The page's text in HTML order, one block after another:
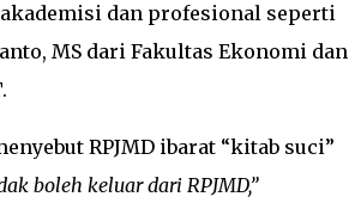
dan profesional seperti
MS dari Fakultas Ekonomi dan
RPJMD ibarat “kitab suci”
boleh keluar dari RPJMD,”